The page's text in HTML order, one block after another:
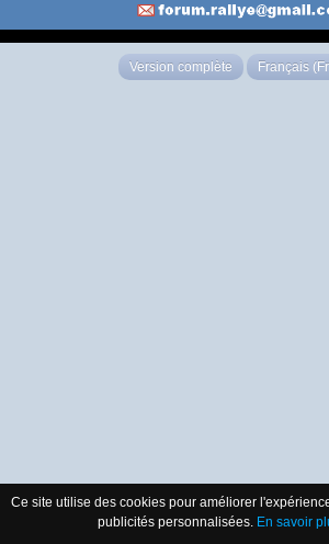
Version complète Français
Ce site utilise des cookies pour améliorer
publicités personnalisées. En savoir